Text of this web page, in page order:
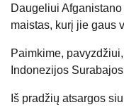
Daugeliui
maistas, kurį jie gaus
Paimkime,
Indonezijos
Iš pradžių atsargos